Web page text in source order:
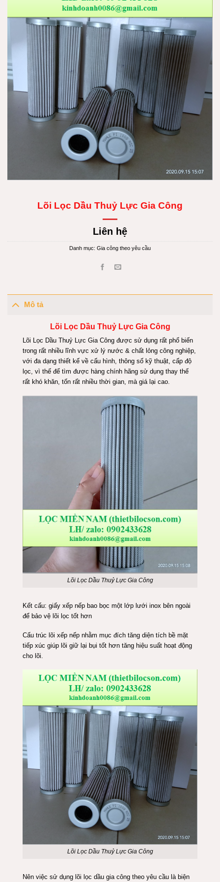
Lõi Lọc Dầu Thuỷ Lực Gia Công
Liên hệ
Danh mục: Gia công theo yêu cầu
Mô tả
Lõi Lọc Dầu Thuỷ Lực Gia Công
Lõi Lọc Dầu Thuỷ Lực Gia Công được sử dụng rất phổ biến
trong rất nhiều lĩnh vực xử lý nước & chất lỏng công nghiệp,
với đa dạng thiết kế về cấu hình, thông số kỹ thuật, cấp độ
lọc, vì thế để tìm được hàng chính hãng sử dụng thay thế
rất khó khăn, tốn rất nhiều thời gian, mà giá lại cao.
Lõi Lọc Dầu Thuỷ Lực Gia Công
Kết cấu: giấy xếp nếp bao bọc một lớp lưới inox bên ngoài
để bảo vệ lõi lọc tốt hơn
Cấu trúc lõi xếp nếp nhằm mục đích tăng diện tích bề mặt
tiếp xúc giúp lõi giữ lại bụi tốt hơn tăng hiệu suất hoạt động
cho lõi.
Lõi Lọc Dầu Thuỷ Lực Gia Công
Nên việc sử dụng lõi lọc dầu gia công theo yêu cầu là biện